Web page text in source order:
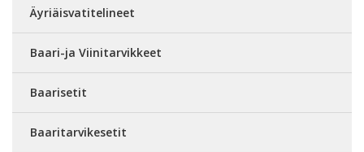
Äyriäisvatitelineet
Baari-ja Viinitarvikkeet
Baarisetit
Baaritarvikesetit